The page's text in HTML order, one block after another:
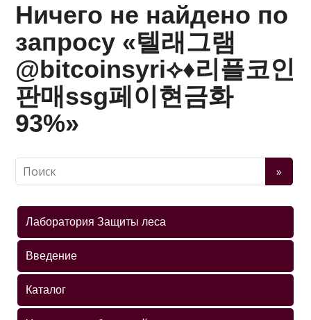
Ничего не найдено по
запросу «텔래그램
@bitcoinsyri⟡♦리플코인
판매ssg페이현금화
93%»
Лаборатория Защиты леса
Введение
Каталог